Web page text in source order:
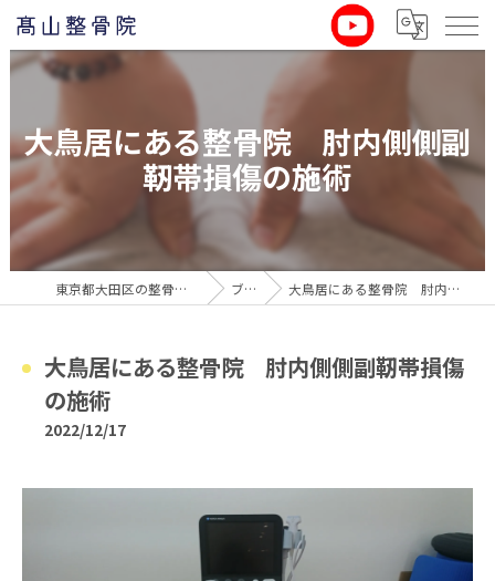
大鳥居にある整骨院 肘内側側副
靭帯損傷の施術
東京都大田区の整骨院なら髙山整骨院 ブログ 大鳥居にある整骨院 肘内側側副靭帯損傷の施術
大鳥居にある整骨院 肘内側側副靭帯損傷
の施術
2022/12/17